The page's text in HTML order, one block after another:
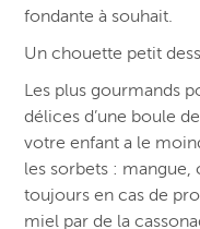
fondante à souhait.
Un chouette petit
Les plus gourmands
délices d’une boule
votre enfant a le
les sorbets :
toujours en cas de
miel par de la